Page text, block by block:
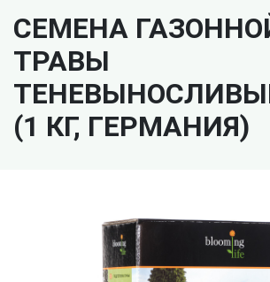
СЕМЕНА
ТРАВЫ
(1 КГ, ГЕРМАНИЯ)